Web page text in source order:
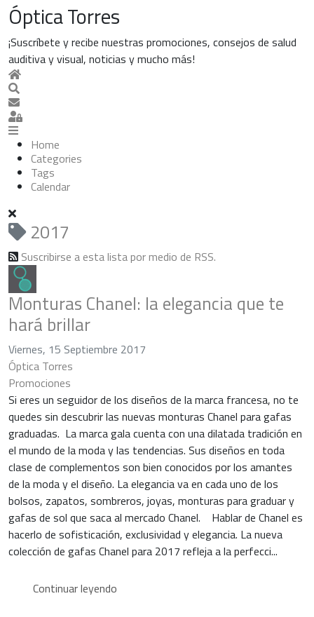
Óptica Torres
¡Suscríbete y recibe nuestras promociones, consejos de salud
auditiva y visual, noticias y mucho más!
Home
Search
Suscribirse a las actualizaciones
Sign In
Home
Categories
Tags
Calendar
2017
Suscribirse a esta lista por medio de RSS.
Monturas Chanel: la elegancia que te
hará brillar
Viernes, 15 Septiembre 2017
Óptica Torres
Promociones
Si eres un seguidor de los diseños de la marca francesa, no te
quedes sin descubrir las nuevas monturas Chanel para gafas
graduadas. La marca gala cuenta con una dilatada tradición en
el mundo de la moda y las tendencias. Sus diseños en toda
clase de complementos son bien conocidos por los amantes
de la moda y el diseño. La elegancia va en cada uno de los
bolsos, zapatos, sombreros, joyas, monturas para graduar y
gafas de sol que saca al mercado Chanel. Hablar de Chanel es
hacerlo de sofisticación, exclusividad y elegancia. La nueva
colección de gafas Chanel para 2017 refleja a la perfecci...
Continuar leyendo